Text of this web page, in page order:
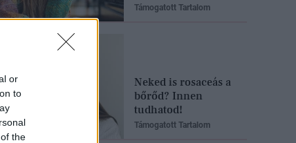
or
to
the
Támogatott Tartalom
Neked is rosaceás a
bőrőd? Innen
tudhatod!
Támogatott Tartalom